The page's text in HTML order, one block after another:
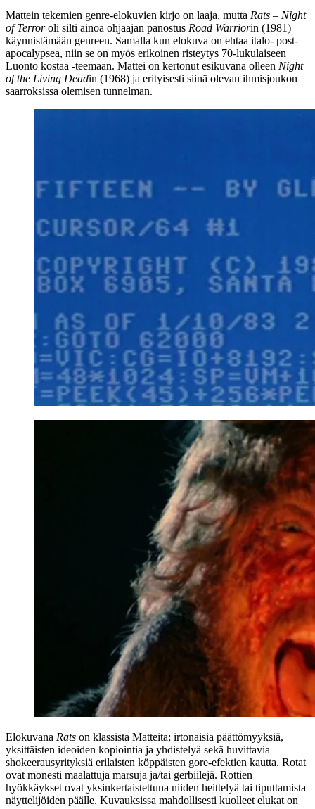
Mattein tekemien genre-elokuvien kirjo on laaja, mutta Rats – Night
of Terroroli silti ainoa ohjaajan panostus Road Warriorin (1981)
käynnistämään genreen. Samalla kun elokuva on ehtaa italo‑ post-
apocalypsea, niin se on myös erikoinen risteytys 70‑lukulaiseen
Luonto kostaa ‑teemaan. Mattei on kertonut esikuvana olleen Night
of the Living Deadin (1968) ja erityisesti siinä olevan ihmisjoukon
saarroksissa olemisen tunnelman.
Elokuvana Rats on klassista Matteita; irtonaisia päättömyyksiä,
yksittäisten ideoiden kopiointia ja yhdistelyä sekä huvittavia
shokeerausyrityksiä erilaisten köppäisten gore-efektien kautta. Rotat
ovat monesti maalattuja marsuja ja/tai gerbiilejä. Rottien
hyökkäykset ovat yksinkertaistettuna niiden heittelyä tai tiputtamista
näyttelijöiden päälle. Kuvauksissa mahdollisesti kuolleet elukat on